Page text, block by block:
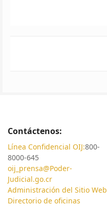
Contáctenos:
Línea Confidencial OIJ:800-
8000-645
oij_prensa@Poder-
Judicial.go.cr
Administración del Sitio Web
Directorio de oficinas